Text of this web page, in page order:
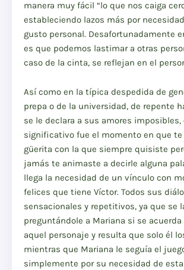
manera muy fácil “lo que nos caiga
estableciendo lazos más por
gusto personal. Desafortunadamente
es que podemos lastimar a otras
caso de la cinta, se reflejan en el
Así como en la típica despedida de
prepa o de la universidad, de repente
se le declara a sus amores imposibles,
significativo fue el momento en que te
güerita con la que siempre quisiste
jamás te animaste a decirle alguna
llega la necesidad de un vínculo con
felices que tiene Víctor. Todos sus
sensacionales y repetitivos, ya que se
preguntándole a Mariana si se
aquel personaje y resulta que solo él
mientras que Mariana le seguía el
simplemente por su necesidad de